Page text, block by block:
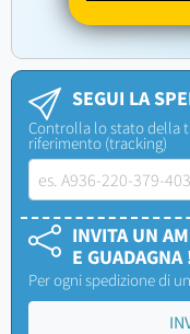
SEGUI LA
Controlla lo stato della
riferimento (tracking)
INVITA UN
E
Per ogni spedizione di